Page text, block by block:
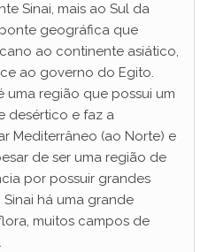
Sinai, mais ao Sul da
geográfica que
ao continente asiático,
ao governo do Egito.
uma região que possui um
desértico e faz a
Mediterrâneo (ao Norte) e
de ser uma região de
por possuir grandes
há uma grande
muitos campos de